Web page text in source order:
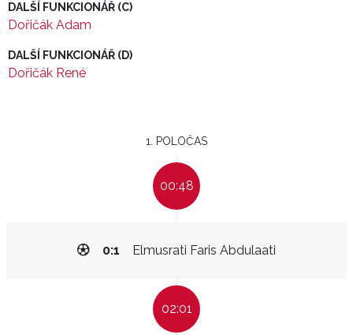
DALŠÍ FUNKCIONÁŘ (C)
Dořičák Adam
DALŠÍ FUNKCIONÁŘ (D)
Dořičák René
1. POLOČAS
00:48
Elmusrati Faris Abdulaati
0:1
02:01